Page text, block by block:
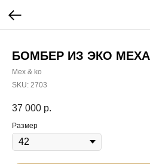
БОМБЕР ИЗ ЭКО
Mex & ko
SKU: 2703
37 000 р.
Размер